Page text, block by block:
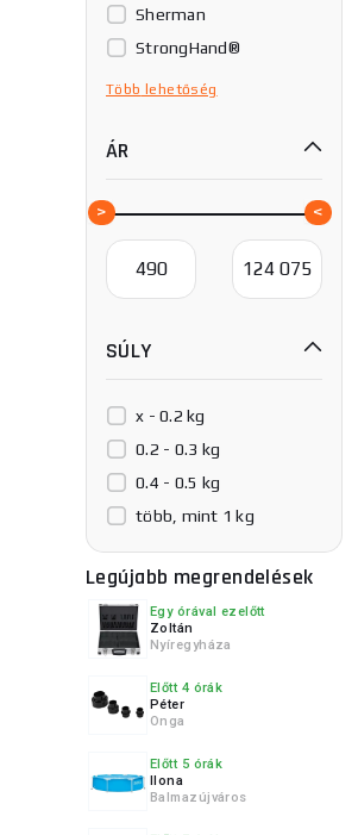
Sherman
StrongHand®
TECWELD
Több lehetőség
ÁR
SÚLY
x - 0.2 kg
0.2 - 0.3 kg
0.4 - 0.5 kg
több, mint 1 kg
Legújabb megrendelések
Egy órával ezelőtt
Zoltán
Nyíregyháza
Előtt 4 órák
Péter
Onga
Előtt 5 órák
Ilona
Balmazújváros